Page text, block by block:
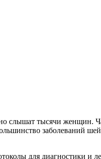
слышат тысячи женщин.
заболеваний
для диагностики и